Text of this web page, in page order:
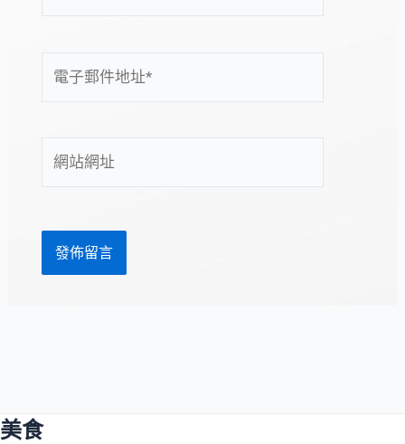
子
件
地
站
美食